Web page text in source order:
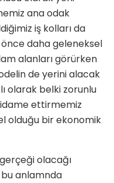
ana odak
iş kolları da
daha geleneksel
alanları görürken
de yerini alacak
olarak belki zorunlu
idame ettirmemiz
olduğu bir ekonomik
olacağı
anlamnda